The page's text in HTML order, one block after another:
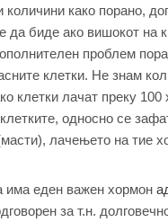
количини како порано,
да биде ако вишокот на
проблем
клетки. Не знам
клетки лачат преку 100
односно се
лачењето на тие
има еден важен хормон
за т.н.